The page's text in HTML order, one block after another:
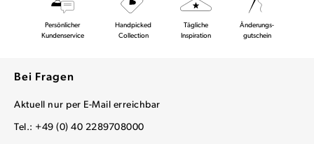
Persönlicher
Kundenservice
Handpicked
Collection
Tägliche
Inspiration
Änderungs-
gutschein
Bei Fragen
Aktuell nur per E-Mail erreichbar
Tel.: +49 (0) 40 2289708000